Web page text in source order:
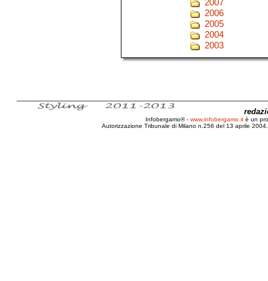
Infobergamo® - www.infobergamo.it è un
Autorizzazione Tribunale di Milano n.256 del 13 aprile